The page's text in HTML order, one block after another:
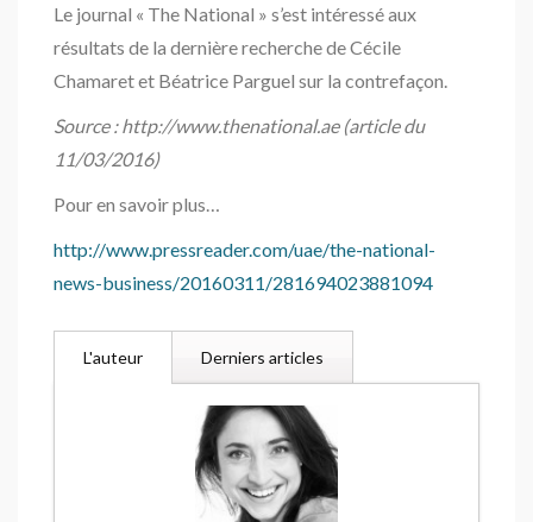
Le journal « The National » s’est intéressé aux
résultats de la dernière recherche de Cécile
Chamaret et Béatrice Parguel sur la contrefaçon.
Source : http://www.thenational.ae (article du
11/03/2016)
Pour en savoir plus…
http://www.pressreader.com/uae/the-national-
news-business/20160311/281694023881094
L'auteur Derniers articles